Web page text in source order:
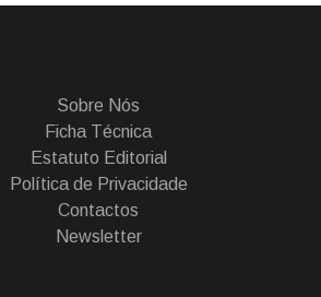
Sobre Nós
Ficha Técnica
Estatuto Editorial
Política de Privacidade
Contactos
Newsletter